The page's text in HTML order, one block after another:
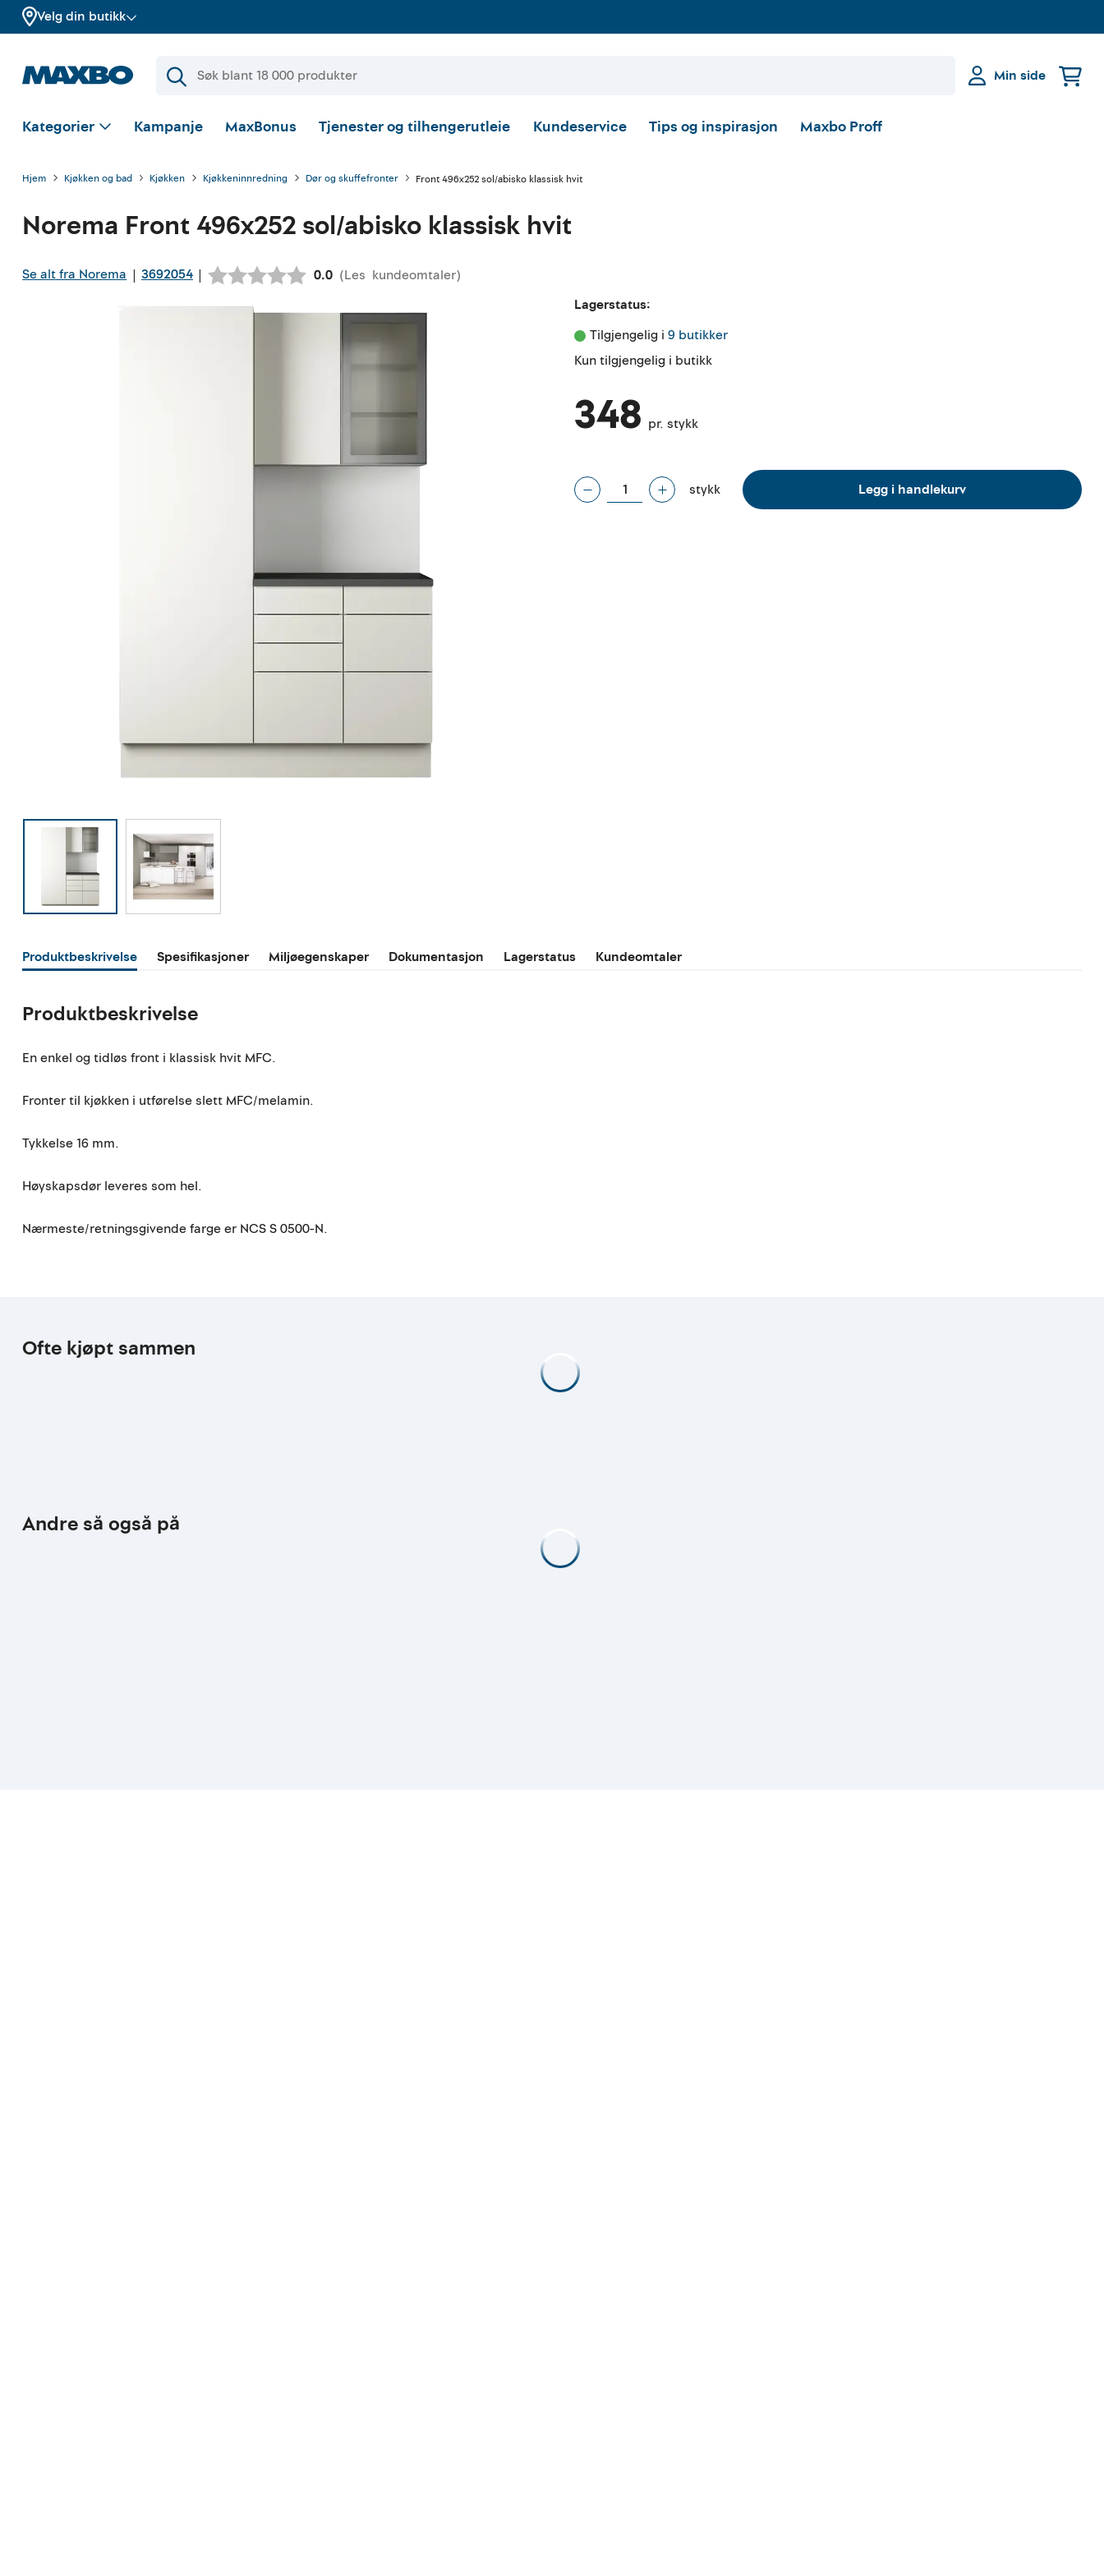
Velg din butikk
Min side
Kategorier Kampanje MaxBonus Tjenester og tilhengerutleie Kundeservice Tips og inspirasjon Maxbo Proff
Hjem Kjøkken og bad Kjøkken Kjøkkeninnredning Dør og skuffefronter Front 496x252 sol/abisko klassisk hvit
Norema Front 496x252 sol/abisko klassisk hvit
Se alt fra Norema | 3692054 | Gjennomsnittskarakter:
0.0 (Les kundeomtaler)
Lagerstatus:
Tilgjengelig i 9 butikker
Kun tilgjengelig i butikk
348 pr. stykk
stykk Legg i handlekurv
Produktbeskrivelse Spesifikasjoner Miljøegenskaper Dokumentasjon Lagerstatus Kundeomtaler
Produktbeskrivelse
En enkel og tidløs front i klassisk hvit MFC.
Fronter til kjøkken i utførelse slett MFC/melamin.
Tykkelse 16 mm.
Høyskapsdør leveres som hel.
Nærmeste/retningsgivende farge er NCS S 0500-N.
Ofte kjøpt sammen
Andre så også på